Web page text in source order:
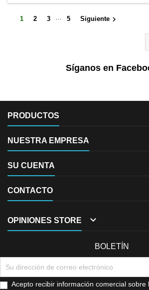
1 2 3 … 5 Siguiente 
Síganos en
PRODUCTOS
NUESTRA EMPRESA
SU CUENTA
CONTACTO
OPINIONES STORE 
BOLETÍN
Acepto recibir información comercial sobre